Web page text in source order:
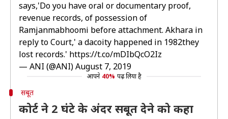
says,'Do you have oral or documentary proof,
revenue records, of possession of
Ramjanmabhoomi before attachment. Akhara in
reply to Court,' a dacoity happened in 1982they
lost records.' https://t.co/mDIbQcO2Iz
— ANI (@ANI)August 7, 2019
आपने 40% पढ़ लिया है
सबूत
कोर्ट ने 2 घंटे के अंदर सबूत देने को कहा